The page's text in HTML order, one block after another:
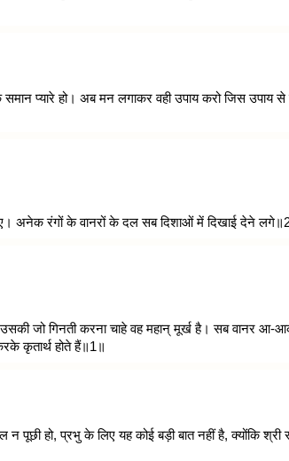
प्यारे हो। अब मन लगाकर वही उपाय करो जिस उपाय से
अनेक रंगों के वानरों के दल सब दिशाओं में दिखाई देने
जो गिनती करना चाहे वह महान् मूर्ख है। सब वानर आ-
कृतार्थ होते हैं॥1॥
पूछी हो, प्रभु के लिए यह कोई बड़ी बात नहीं है, क्योंकि श्री